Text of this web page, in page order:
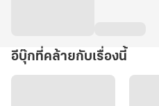
อีบุ๊กที่คล้ายกับเรื่องนี้